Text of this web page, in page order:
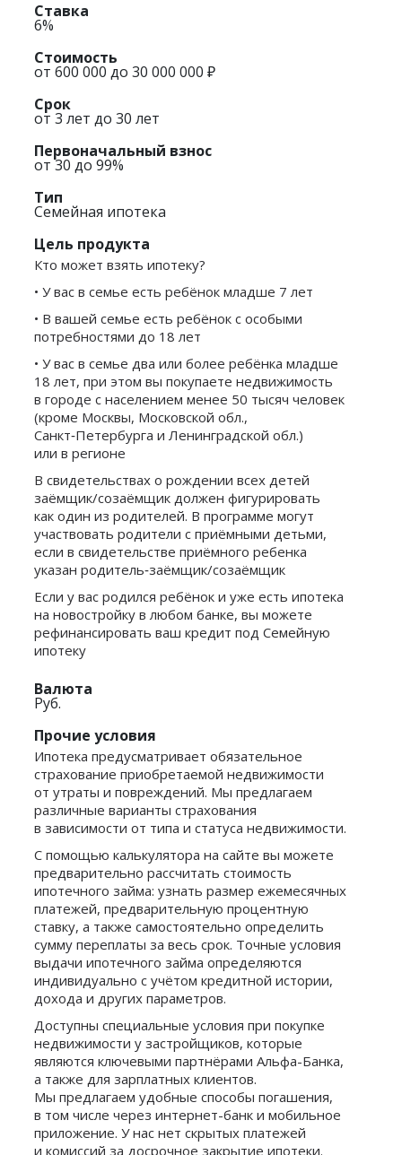
Ставка
6%
Стоимость
от 600 000 до 30 000 000 ₽
Срок
от 3 лет до 30 лет
Первоначальный взнос
от 30 до 99%
Тип
Семейная ипотека
Цель продукта
Кто может взять ипотеку?
• У вас в семье есть ребёнок младше 7 лет
• В вашей семье есть ребёнок с особыми
потребностями до 18 лет
• У вас в семье два или более ребёнка младше
18 лет, при этом вы покупаете недвижимость
в городе с населением менее 50 тысяч человек
(кроме Москвы, Московской обл.,
Санкт‑Петербурга и Ленинградской обл.)
или в регионе
В свидетельствах о рождении всех детей
заёмщик/созаёмщик должен фигурировать
как один из родителей. В программе могут
участвовать родители с приёмными детьми,
если в свидетельстве приёмного ребенка
указан родитель‑заёмщик/созаёмщик
Если у вас родился ребёнок и уже есть ипотека
на новостройку в любом банке, вы можете
рефинансировать ваш кредит под Семейную
ипотеку
Валюта
Руб.
Прочие условия
Ипотека предусматривает обязательное
страхование приобретаемой недвижимости
от утраты и повреждений. Мы предлагаем
различные варианты страхования
в зависимости от типа и статуса недвижимости.
С помощью калькулятора на сайте вы можете
предварительно рассчитать стоимость
ипотечного займа: узнать размер ежемесячных
платежей, предварительную процентную
ставку, а также самостоятельно определить
сумму переплаты за весь срок. Точные условия
выдачи ипотечного займа определяются
индивидуально с учётом кредитной истории,
дохода и других параметров.
Доступны специальные условия при покупке
недвижимости у застройщиков, которые
являются ключевыми партнёрами Альфа-Банка,
а также для зарплатных клиентов.
Мы предлагаем удобные способы погашения,
в том числе через интернет-банк и мобильное
приложение. У нас нет скрытых платежей
и комиссий за досрочное закрытие ипотеки.